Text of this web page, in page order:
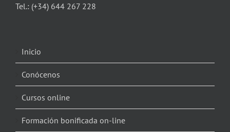
Tel.: (+34) 644 267 228
Inicio
Conócenos
Cursos online
Formación bonificada on-line